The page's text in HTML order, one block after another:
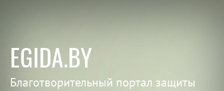
EGIDA.BY
Благотворительный портал защиты